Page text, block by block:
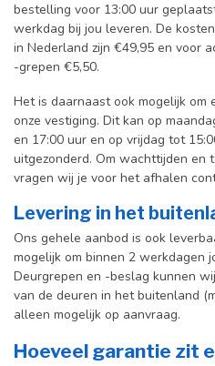
bestelling voor 13:00 uur
werkdag bij jou leveren. De
in Nederland zijn €49,95 en voor
-grepen €5,50.
Het is daarnaast ook mogelijk
onze vestiging. Dit kan op
en 17:00 uur en op vrijdag tot
uitgezonderd. Om wachttijden en
vragen wij je voor het afhalen
Levering in het
Ons gehele aanbod is ook
mogelijk om binnen 2 werkdagen
Deurgrepen en -beslag kunnen
van de deuren in het buitenland
alleen mogelijk op aanvraag.
Hoeveel garantie zit